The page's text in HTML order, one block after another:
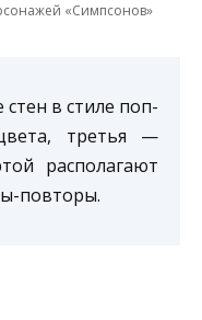
«Симпсонов»
в стиле поп-
третья —
располагают
повторы.